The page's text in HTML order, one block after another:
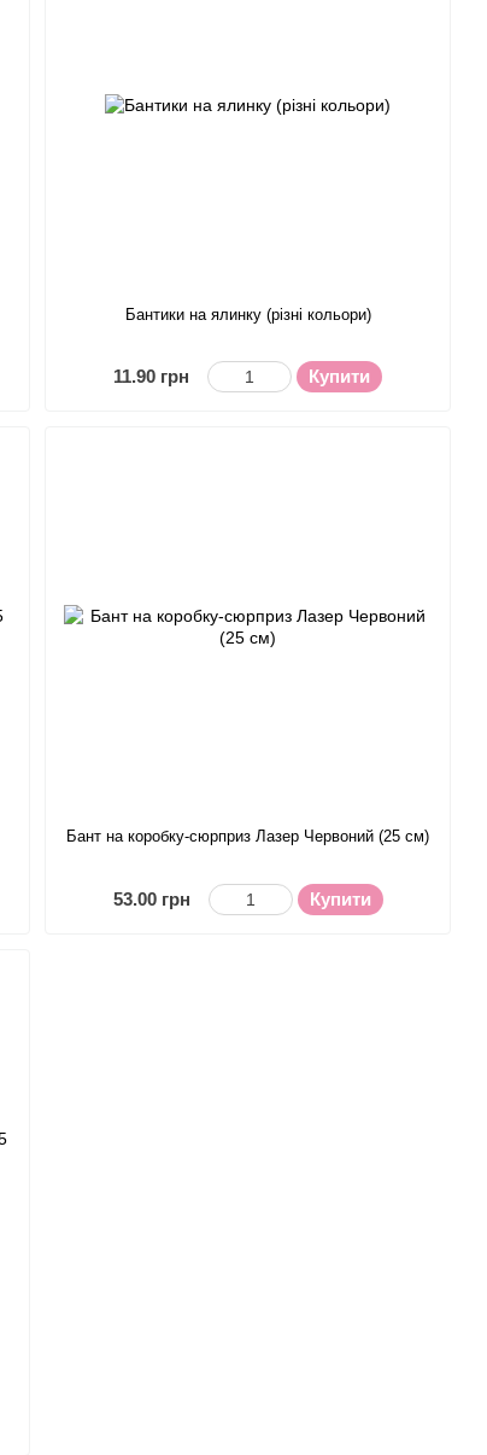
Бантики на ялинку (різні кольори)
11.90 грн Купити
Бант на коробку-сюрприз Лазер Червоний (25 см)
53.00 грн Купити